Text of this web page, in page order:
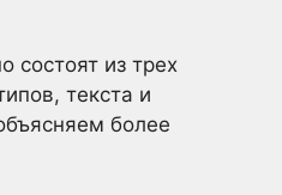
состоят из трех
текста и
более